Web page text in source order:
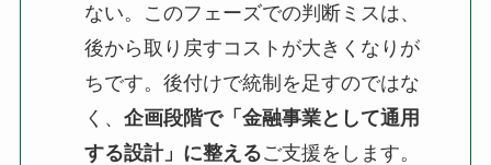
ない。このフェーズでの判断ミスは、
後から取り戻すコストが大きくなりが
ちです。後付けで統制を足すのではな
く、企画段階で「金融事業として通用
する設計」に整えるご支援をします。